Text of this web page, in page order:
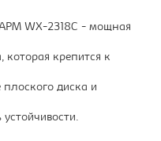
WX-2318C - мощная
которая крепится к
диска и